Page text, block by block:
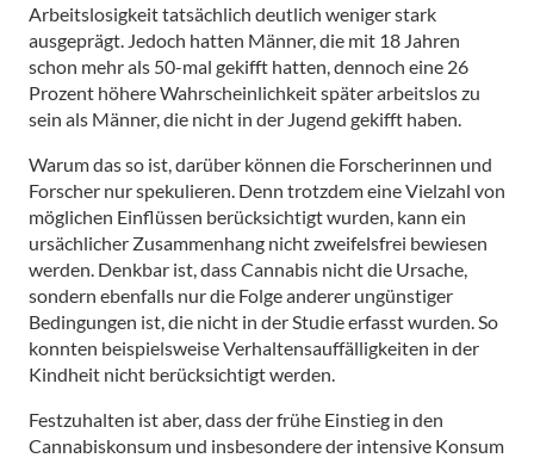
Arbeitslosigkeit tatsächlich deutlich weniger stark
ausgeprägt. Jedoch hatten Männer, die mit 18 Jahren
schon mehr als 50-mal gekifft hatten, dennoch eine 26
Prozent höhere Wahrscheinlichkeit später arbeitslos zu
sein als Männer, die nicht in der Jugend gekifft haben.
Warum das so ist, darüber können die Forscherinnen und
Forscher nur spekulieren. Denn trotzdem eine Vielzahl von
möglichen Einflüssen berücksichtigt wurden, kann ein
ursächlicher Zusammenhang nicht zweifelsfrei bewiesen
werden. Denkbar ist, dass Cannabis nicht die Ursache,
sondern ebenfalls nur die Folge anderer ungünstiger
Bedingungen ist, die nicht in der Studie erfasst wurden. So
konnten beispielsweise Verhaltensauffälligkeiten in der
Kindheit nicht berücksichtigt werden.
Festzuhalten ist aber, dass der frühe Einstieg in den
Cannabiskonsum und insbesondere der intensive Konsum